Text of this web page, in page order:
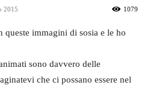
2015 1079
immagini di sosia e le ho
sono davvero delle
che ci possano essere nel